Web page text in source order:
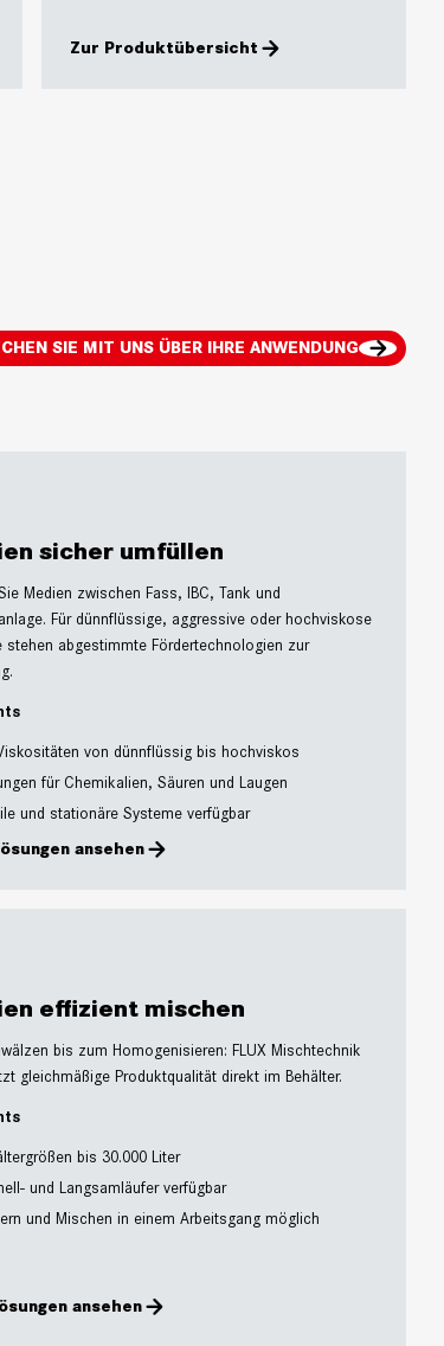
Zur Produktübersicht
SIE MIT UNS ÜBER IHRE ANWENDUNG
sicher umfüllen
Medien zwischen Fass, IBC, Tank und
Für dünnflüssige, aggressive oder hochviskose
stehen abgestimmte Fördertechnologien zur
von dünnflüssig bis hochviskos
für Chemikalien, Säuren und Laugen
und stationäre Systeme verfügbar
ansehen
effizient mischen
bis zum Homogenisieren: FLUX Mischtechnik
gleichmäßige Produktqualität direkt im Behälter.
bis 30.000 Liter
und Langsamläufer verfügbar
und Mischen in einem Arbeitsgang möglich
ansehen